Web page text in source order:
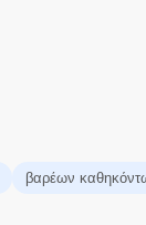
βαρέων